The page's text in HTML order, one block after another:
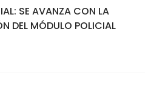
SE AVANZA CON LA
DEL MÓDULO POLICIAL